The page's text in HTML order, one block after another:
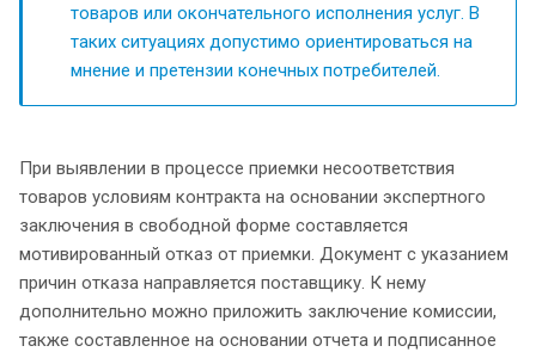
товаров или окончательного исполнения услуг. В
таких ситуациях допустимо ориентироваться на
мнение и претензии конечных потребителей.
При выявлении в процессе приемки несоответствия
товаров условиям контракта на основании экспертного
заключения в свободной форме составляется
мотивированный отказ от приемки. Документ с указанием
причин отказа направляется поставщику. К нему
дополнительно можно приложить заключение комиссии,
также составленное на основании отчета и подписанное